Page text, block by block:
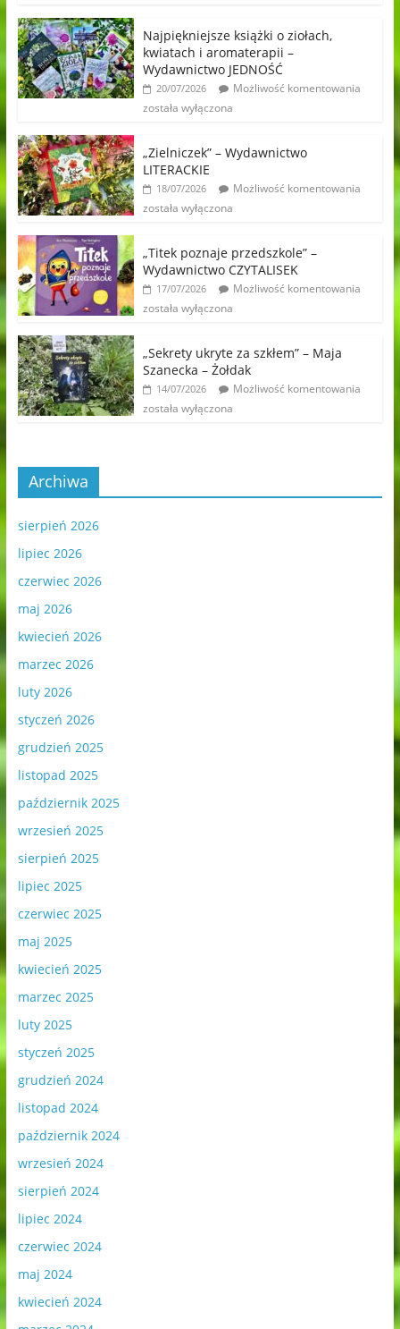
Najpiękniejsze książki o ziołach,
kwiatach i aromaterapii –
Wydawnictwo JEDNOŚĆ
20/07/2026
Możliwość komentowania
została wyłączona
„Zielniczek” – Wydawnictwo
LITERACKIE
18/07/2026
Możliwość komentowania
została wyłączona
„Titek poznaje przedszkole” –
Wydawnictwo CZYTALISEK
17/07/2026
Możliwość komentowania
została wyłączona
„Sekrety ukryte za szkłem” – Maja
Szanecka – Żołdak
14/07/2026
Możliwość komentowania
została wyłączona
Archiwa
sierpień 2026
lipiec 2026
czerwiec 2026
maj 2026
kwiecień 2026
marzec 2026
luty 2026
styczeń 2026
grudzień 2025
listopad 2025
październik 2025
wrzesień 2025
sierpień 2025
lipiec 2025
czerwiec 2025
maj 2025
kwiecień 2025
marzec 2025
luty 2025
styczeń 2025
grudzień 2024
listopad 2024
październik 2024
wrzesień 2024
sierpień 2024
lipiec 2024
czerwiec 2024
maj 2024
kwiecień 2024